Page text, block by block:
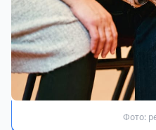
Фото: